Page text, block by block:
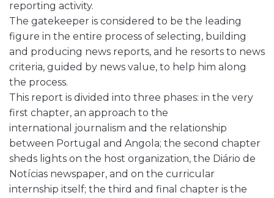
reporting activity.
The gatekeeper is considered to be the leading
figure in the entire process of selecting, building
and producing news reports, and he resorts to news
criteria, guided by news value, to help him along
the process.
This report is divided into three phases: in the very
first chapter, an approach to the
international journalism and the relationship
between Portugal and Angola; the second chapter
sheds lights on the host organization, the Diário de
Notícias newspaper, and on the curricular
internship itself; the third and final chapter is the